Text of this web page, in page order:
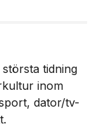
tidning
inom
dator/tv-